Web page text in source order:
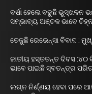
ବର୍ଷା ହେଲେ ବଢୁଛି ଭୁସ୍ଖଳନ
ସମ୍ଭାବ୍ୟ ଅଞ୍ଚଳ ଭାବେ
ତେଜୁଛି ରେଭେନ୍ସା ବିବାଦ :
ଜାତୀୟ ହସ୍ତତନ୍ତ ଦିବସ :୪୦
ଭାବେ ପାଇଛି ସ୍ବତନ୍ତ୍ର
ଲଗ୍ନ ନିର୍ଣ୍ଣୟ ହେବା ପରେ